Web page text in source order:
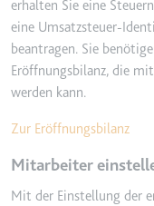
erhalten Sie eine
eine Umsatzsteuer-
beantragen. Sie
Eröffnungsbilanz, die
werden kann.
Zur Eröffnungsbilanz
Mitarbeiter
Mit der Einstellung der